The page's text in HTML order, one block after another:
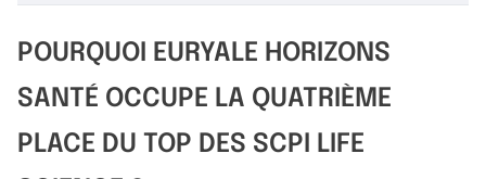
POURQUOI EURYALE HORIZONS
SANTÉ OCCUPE LA QUATRIÈME
PLACE DU TOP DES SCPI LIFE